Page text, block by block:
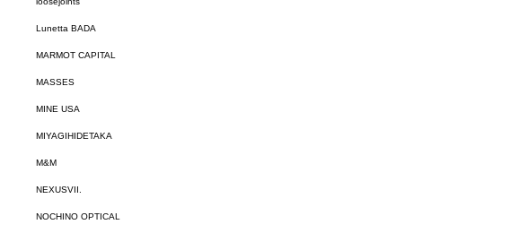
Lunetta BADA
MARMOT CAPITAL
MASSES
MINE USA
MIYAGIHIDETAKA
M&M
NEXUSVII.
NOCHINO OPTICAL